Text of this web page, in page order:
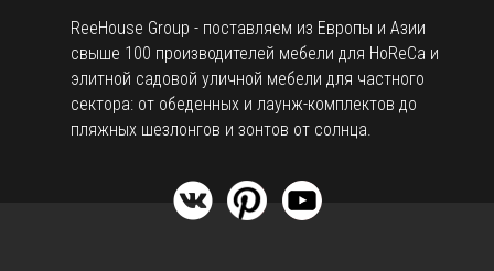
ReeHouse Group - поставляем из Европы и Азии
свыше 100 производителей мебели для HoReCa и
элитной садовой уличной мебели для частного
сектора: от обеденных и лаунж-комплектов до
пляжных шезлонгов и зонтов от солнца.